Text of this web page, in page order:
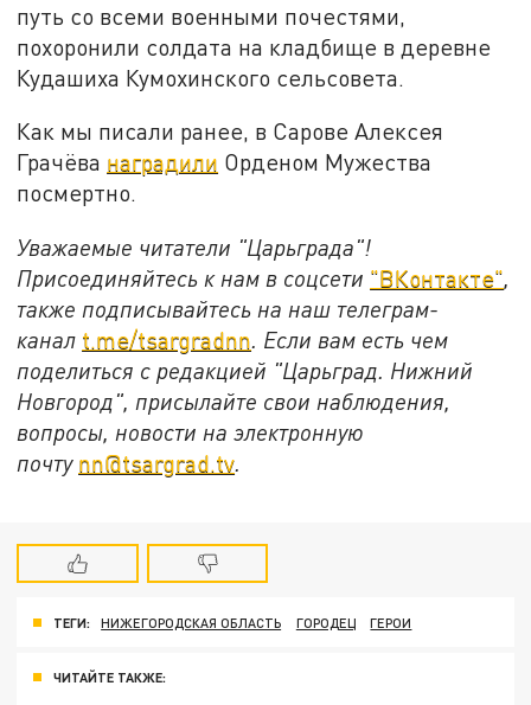
путь со всеми военными почестями,
похоронили солдата на кладбище в деревне
Кудашиха Кумохинского сельсовета.
Как мы писали ранее, в Сарове Алексея
Грачёва наградили Орденом Мужества
посмертно.
Уважаемые читатели "Царьграда"!
Присоединяйтесь к нам в соцсети "ВКонтакте",
также подписывайтесь на наш телеграм-
канал t.me/tsargradnn. Если вам есть чем
поделиться с редакцией "Царьград. Нижний
Новгород", присылайте свои наблюдения,
вопросы, новости на электронную
почту nn@tsargrad.tv.
ТЕГИ: НИЖЕГОРОДСКАЯ ОБЛАСТЬ ГОРОДЕЦ ГЕРОИ
ЧИТАЙТЕ ТАКЖЕ: